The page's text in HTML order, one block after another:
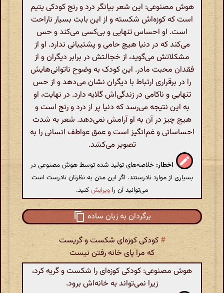
هوش مصنوعی: این شعر بیانگر درد و رنج کودکی یتیم
است که کوزه‌اش شکسته و از این بابت بسیار ناراحت
است. او احساس تنهایی و بی‌کسی می‌کند و حس
می‌کند که در دنیا هیچ حامی و پشتیبانی ندارد. او از
مشکلاتش می‌گوید، از خجالتش در برابر دیگران و از
فقدان محبت مادر. این کودک به وضوح ناتوانی‌هایش
را در برقراری ارتباط با دیگران نشان می‌دهد و از حس
تنهایی و ناکامی در زندگی‌اش گلایه دارد. در نهایت، او
به این نتیجه می‌رسد که دنیا پر از درد و رنج است و
هیچ چیز در آن به او آرامش نمی‌دهد. شعر به شدت
احساساتی و غم‌انگیز است و عمق عواطف انسانی را به
تصویر می‌کشد.
اخطار: خلاصه‌های تولید شده توسط هوش مصنوعی در
بسیاری از موارد نادرستند. اگر این متن به نظرتان نادرست است
می‌توانید آن را ویرایشکنید.
برگردان به زبان ساده
# کودکی کوزه‌ای شکست و گریست
که مرا پای خانه رفتن نیست
هوش مصنوعی: کودکی کوزه‌ای را شکست و گریه کرد،
زیرا نمی‌تواند به خانه‌اش برود.